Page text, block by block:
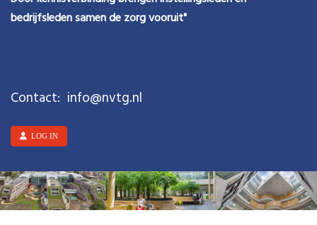
bedrijfsleden samen de zorg vooruit"
Contact: ofni@nvtg.nl
LOG IN